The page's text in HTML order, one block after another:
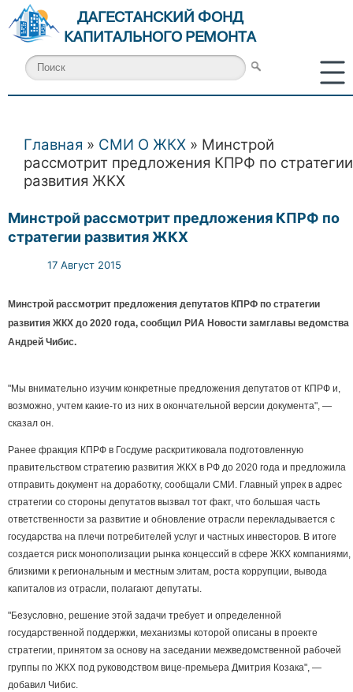
ДАГЕСТАНСКИЙ ФОНД
КАПИТАЛЬНОГО РЕМОНТА
Вы здесь
Главная » СМИ О ЖКХ » Минстрой
рассмотрит предложения КПРФ по стратегии
развития ЖКХ
Минстрой рассмотрит предложения КПРФ по
стратегии развития ЖКХ
17 Август 2015
Минстрой рассмотрит предложения депутатов КПРФ по стратегии
развития ЖКХ до 2020 года, сообщил РИА Новости замглавы ведомства
Андрей Чибис.
"Мы внимательно изучим конкретные предложения депутатов от КПРФ и,
возможно, учтем какие-то из них в окончательной версии документа", —
сказал он.
Ранее фракция КПРФ в Госдуме раскритиковала подготовленную
правительством стратегию развития ЖКХ в РФ до 2020 года и предложила
отправить документ на доработку, сообщали СМИ. Главный упрек в адрес
стратегии со стороны депутатов вызвал тот факт, что большая часть
ответственности за развитие и обновление отрасли перекладывается с
государства на плечи потребителей услуг и частных инвесторов. В итоге
создается риск монополизации рынка концессий в сфере ЖКХ компаниями,
близкими к региональным и местным элитам, роста коррупции, вывода
капиталов из отрасли, полагают депутаты.
"Безусловно, решение этой задачи требует и определенной
государственной поддержки, механизмы которой описаны в проекте
стратегии, принятом за основу на заседании межведомственной рабочей
группы по ЖКХ под руководством вице-премьера Дмитрия Козака", —
добавил Чибис.